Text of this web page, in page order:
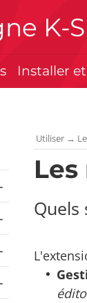
K-
Installer
Utiliser →
Quels